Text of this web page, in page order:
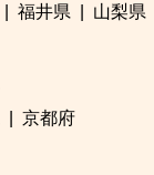
福井県
山梨県
京都府